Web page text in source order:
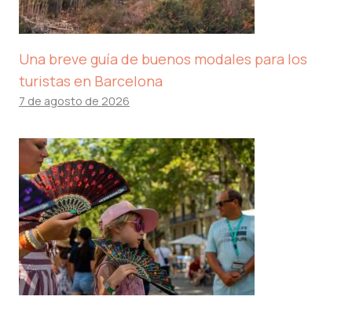
Una breve guía de buenos modales para los
turistas en Barcelona
7 de agosto de 2026